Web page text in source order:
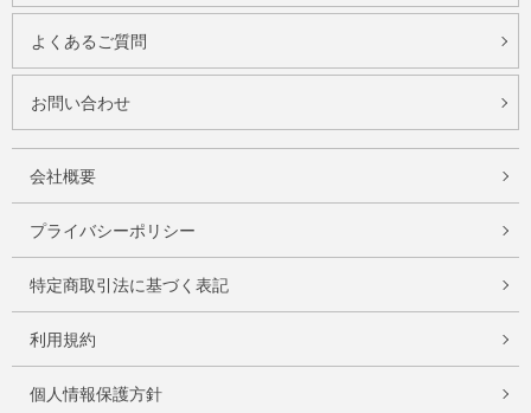
よくあるご質問
お問い合わせ
会社概要
プライバシーポリシー
特定商取引法に基づく表記
利用規約
個人情報保護方針